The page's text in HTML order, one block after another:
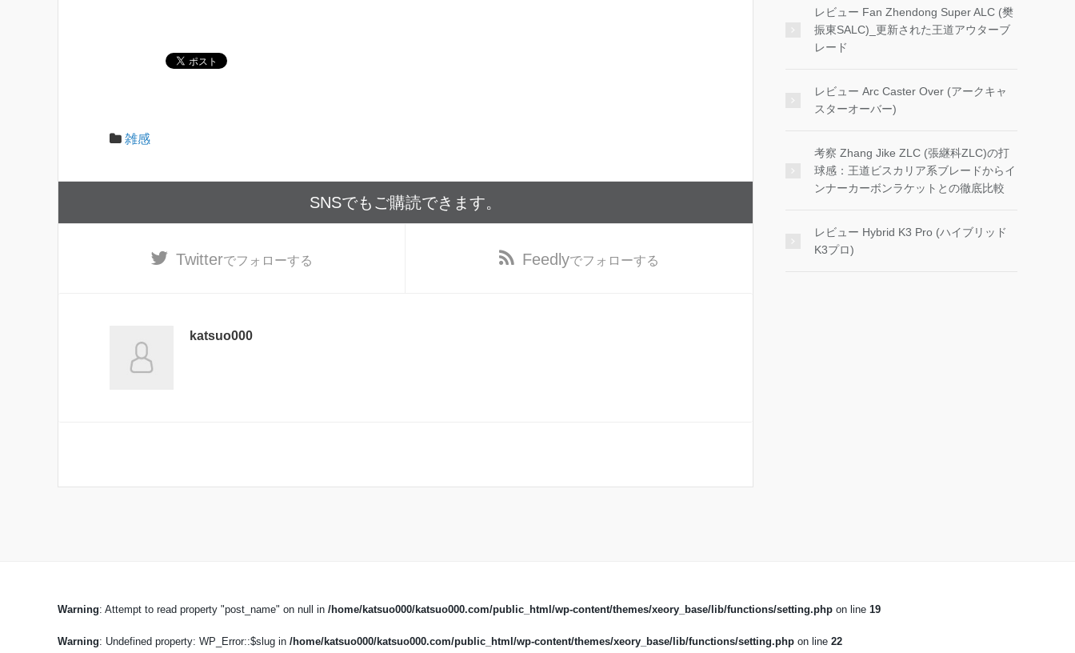
雑感
SNSでもご購読できます。
Twitterでフォローする Feedlyでフォローする
katsuo000
レビュー Fan Zhendong Super ALC (樊
振東SALC)_更新された王道アウターブ
レード
レビュー Arc Caster Over (アークキャ
スターオーバー)
考察 Zhang Jike ZLC (張継科ZLC)の打
球感：王道ビスカリア系ブレードからイ
ンナーカーボンラケットとの徹底比較
レビュー Hybrid K3 Pro (ハイブリッド
K3プロ)
Warning: Attempt to read property "post_name" on null in /home/katsuo000/katsuo000.com/public_html/wp-content/themes/xeory_base/lib/functions/setting.php on line 19
Warning: Undefined property: WP_Error::$slug in /home/katsuo000/katsuo000.com/public_html/wp-content/themes/xeory_base/lib/functions/setting.php on line 22